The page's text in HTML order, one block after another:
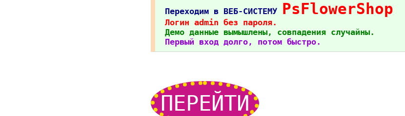
Переходим в ВЕБ-СИСТЕМУ PsFlowerShop
Логин admin без пароля.
Демо данные вымышлены, совпадения случайны.
Первый вход долго, потом быстро.
ПЕРЕЙТИ